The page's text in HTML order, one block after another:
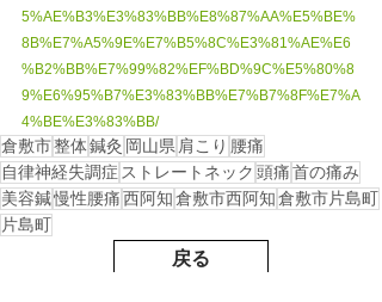
5%AE%B3%E3%83%BB%E8%87%AA%E5%BE%
8B%E7%A5%9E%E7%B5%8C%E3%81%AE%E6
%B2%BB%E7%99%82%EF%BD%9C%E5%80%8
9%E6%95%B7%E3%83%BB%E7%B7%8F%E7%A
4%BE%E3%83%BB/
倉敷市整体鍼灸 岡山県 肩こり 腰痛
自律神経失調症 ストレートネック 頭痛首の痛み
美容鍼慢性腰痛西阿知倉敷市西阿知倉敷市片島町
片島町
戻る